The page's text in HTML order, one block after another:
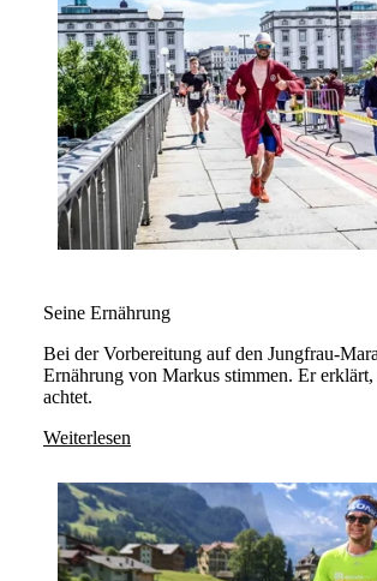
Seine Ernährung
Bei der Vorbereitung auf den Jungfrau-
Ernährung von Markus stimmen. Er
achtet.
Weiterlesen